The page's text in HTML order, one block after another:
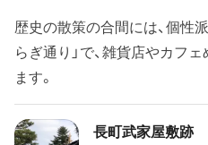
歴史の散策の合間には、個性
らぎ通り」で、雑貨店やカフ
ます。
長町武家屋敷跡